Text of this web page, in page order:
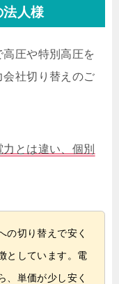
法人様
圧や特別高圧を
社切り替えのご
とは違い、個別
の切り替えで安く
としています。電
、単価が少し安く